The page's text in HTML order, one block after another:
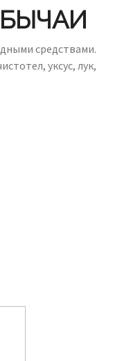
средствами.
уксус, лук,